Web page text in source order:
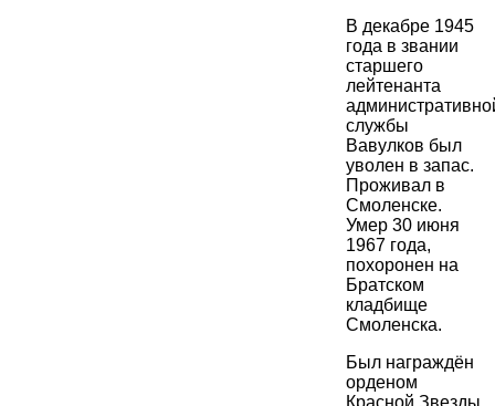
В декабре 1945
года в звании
старшего
лейтенанта
службы
Вавулков был
уволен в запас.
Проживал в
Смоленске.
Умер 30 июня
1967 года,
похоронен на
Братском
кладбище
Смоленска.
Был награждён
орденом